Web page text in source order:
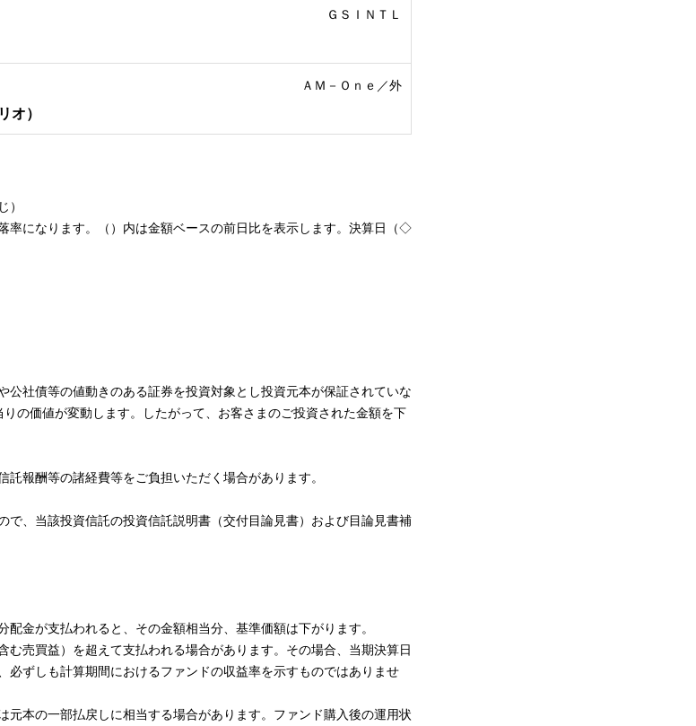
ＧＳＩＮＴＬ
ＡＭ－Ｏｎｅ／外
オ）
）
になります。（）内は金額ベースの前日比を表示します。決算日（◇
社債等の値動きのある証券を投資対象とし投資元本が保証されていな
の価値が変動します。したがって、お客さまのご投資された金額を下
報酬等の諸経費等をご負担いただく場合があります。
、当該投資信託の投資信託説明書（交付目論見書）および目論見書補
金が支払われると、その金額相当分、基準価額は下がります。
売買益）を超えて支払われる場合があります。その場合、当期決算日
ずしも計算期間におけるファンドの収益率を示すものではありませ
本の一部払戻しに相当する場合があります。ファンド購入後の運用状